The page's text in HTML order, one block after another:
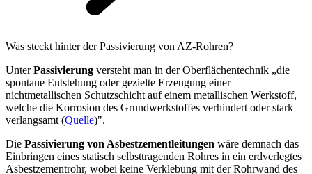
Was steckt hinter der Passivierung von AZ-Rohren?
UnterPassivierung versteht man in der Oberflächentechnik „die
spontane Entstehung oder gezielte Erzeugung einer
nichtmetallischen Schutzschicht auf einem metallischen Werkstoff,
welche die Korrosion des Grundwerkstoffes verhindert oder stark
verlangsamt (Quelle)".
Die Passivierung von Asbestzementleitungen wäre demnach das
Einbringen eines statisch selbsttragenden Rohres in ein erdverlegtes
Asbestzementrohr, wobei keine Verklebung mit der Rohrwand des